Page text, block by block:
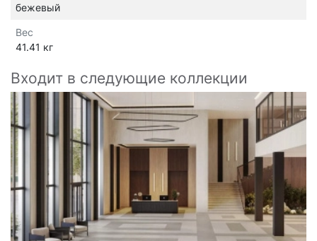
бежевый
Вес
41.41 кг
Входит в следующие коллекции